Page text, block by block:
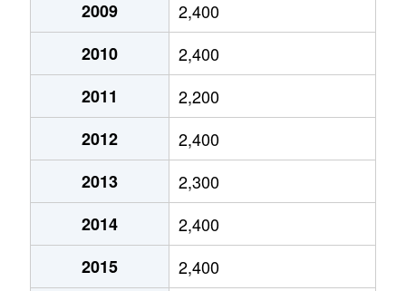
4,100万円
2,200万円
4,500万円
4,200万円
5,100万円
2,800万円
5,200万円
2009
2,400
2010
2,400
2011
2,200
2012
2,400
2013
2,300
2014
2,400
2015
2,400